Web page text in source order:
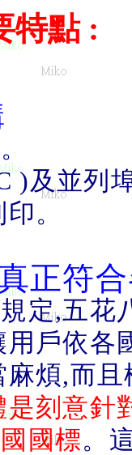
特點 :
)及並列
。
正符
定,五花
用戶依各
麻煩,而且
是刻意針
國標。